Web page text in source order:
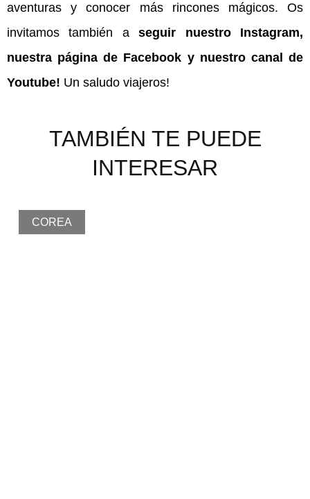
aventuras y conocer más rincones mágicos. Os
invitamos también aseguir nuestro Instagram,
nuestra página de Facebook y nuestro canal de
Youtube! Un saludo viajeros!
TAMBIÉN TE PUEDE
INTERESAR
COREA